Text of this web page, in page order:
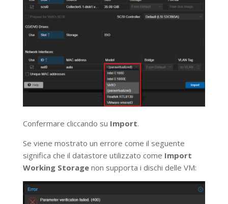
Confermare cliccando su Import.
Se viene mostrato un errore come il seguente
significa che il datastore utilizzato come Import
Working Storagenon supporta i dischi delle VM: